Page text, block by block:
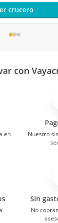
crucero
con
en
Nuestro
Sin
No